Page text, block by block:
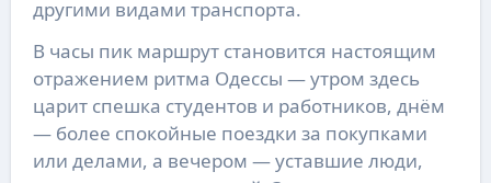
другими видами транспорта.
В часы пик маршрут становится настоящим
отражением ритма Одессы — утром здесь
царит спешка студентов и работников, днём
— более спокойные поездки за покупками
или делами, а вечером — уставшие люди,